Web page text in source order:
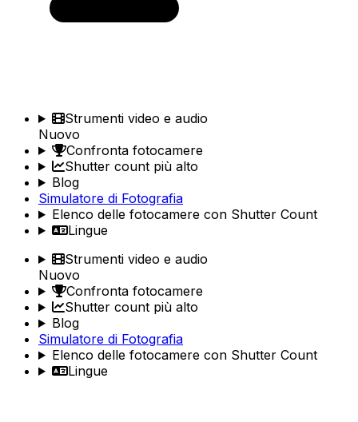
Strumenti video e audio
Nuovo
Confronta fotocamere
Shutter count più alto
Blog
Simulatore di Fotografia
Elenco delle fotocamere con Shutter Count
Lingue
Strumenti video e audio
Nuovo
Confronta fotocamere
Shutter count più alto
Blog
Simulatore di Fotografia
Elenco delle fotocamere con Shutter Count
Lingue